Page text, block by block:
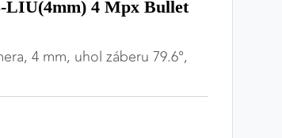
LIU(4mm) 4 Mpx Bullet
4 mm, uhol záberu 79.6°,